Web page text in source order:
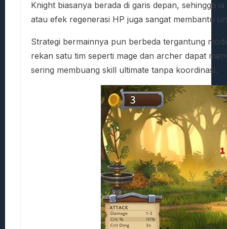
Knight biasanya berada di garis depan, sehingga
atau efek regenerasi HP juga sangat membantu
Strategi bermainnya pun berbeda tergantung
rekan satu tim seperti mage dan archer dapat
sering membuang skill ultimate tanpa koordinasi.